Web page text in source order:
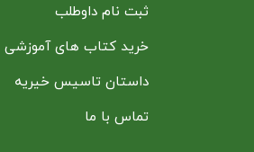
ثبت نام داوطلب
خرید کتاب های آموزشی
داستان تاسیس خیریه
تماس با ما